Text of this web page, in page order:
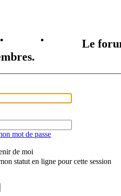
faq m'enregister
Le
mot de passe
de moi
statut en ligne pour cette session